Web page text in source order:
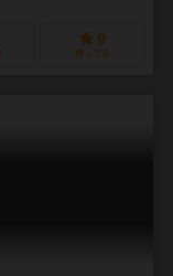
9
持ってる